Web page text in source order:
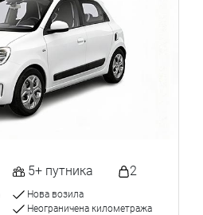
5+ путника 2
Нова возила
Неограничена километража